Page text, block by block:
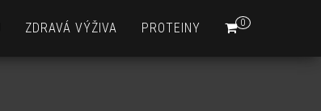
0
ZDRAVÁ VÝŽIVA PROTEINY